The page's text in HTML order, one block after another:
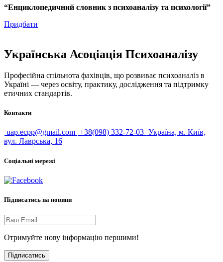
“Енциклопедичний словник з психоаналізу та психології”
Придбати
Українська Асоціація Психоаналізу
Професійна спільнота фахівців, що розвиває психоаналіз в
Україні — через освіту, практику, дослідження та підтримку
етичних стандартів.
Контакти
uap.ecpp@gmail.com +38(098) 332-72-03 Україна, м. Київ,
вул. Лаврська, 16
Соціальні мережі
Підписатись на новини
Отримуйте нову інформацію першими!
Підписатись